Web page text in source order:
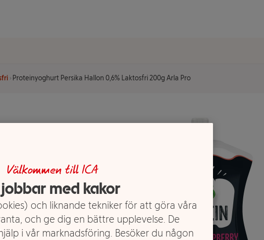
Proteinyoghurt Persika Hallon 0,6% Laktosfri 200g Arla Pro
Välkommen till ICA
med kakor
och liknande tekniker för att göra våra
och ge dig en bättre upplevelse. De
i vår marknadsföring. Besöker du någon